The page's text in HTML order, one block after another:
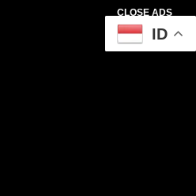
CLOSE ADS
ID